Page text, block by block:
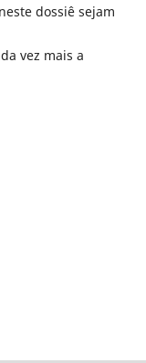
dossiê sejam
vez mais a